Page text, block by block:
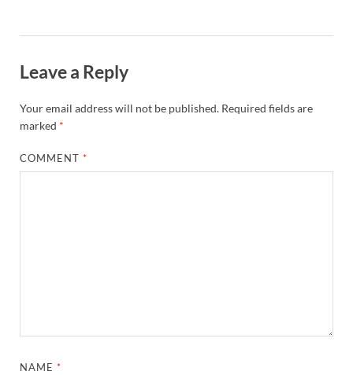
Leave a Reply
Your email address will not be published. Required fields are
marked *
COMMENT*
NAME*